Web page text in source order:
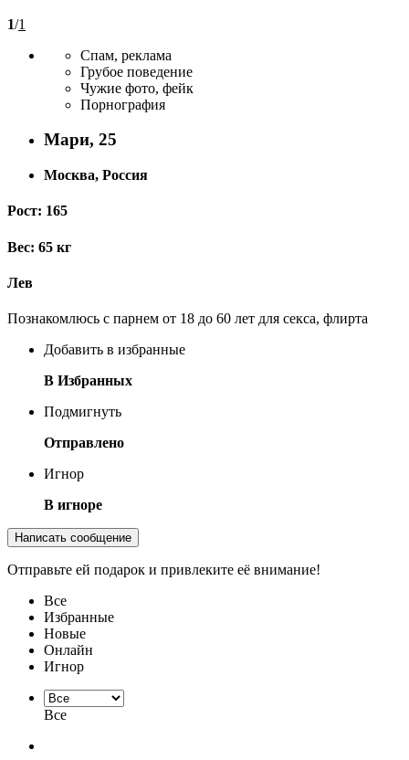
1/1
Спам, реклама
Грубое поведение
Чужие фото, фейк
Порнография
Мари, 25
Москва, Россия
Рост: 165
Вес: 65 кг
Лев
Познакомлюсь с парнем от 18 до 60 лет для секса, флирта
Добавить в избранные
В Избранных
Подмигнуть
Отправлено
Игнор
В игноре
Написать сообщение
Отправьте ей подарок и привлеките её внимание!
Все
Избранные
Новые
Онлайн
Игнор
Все